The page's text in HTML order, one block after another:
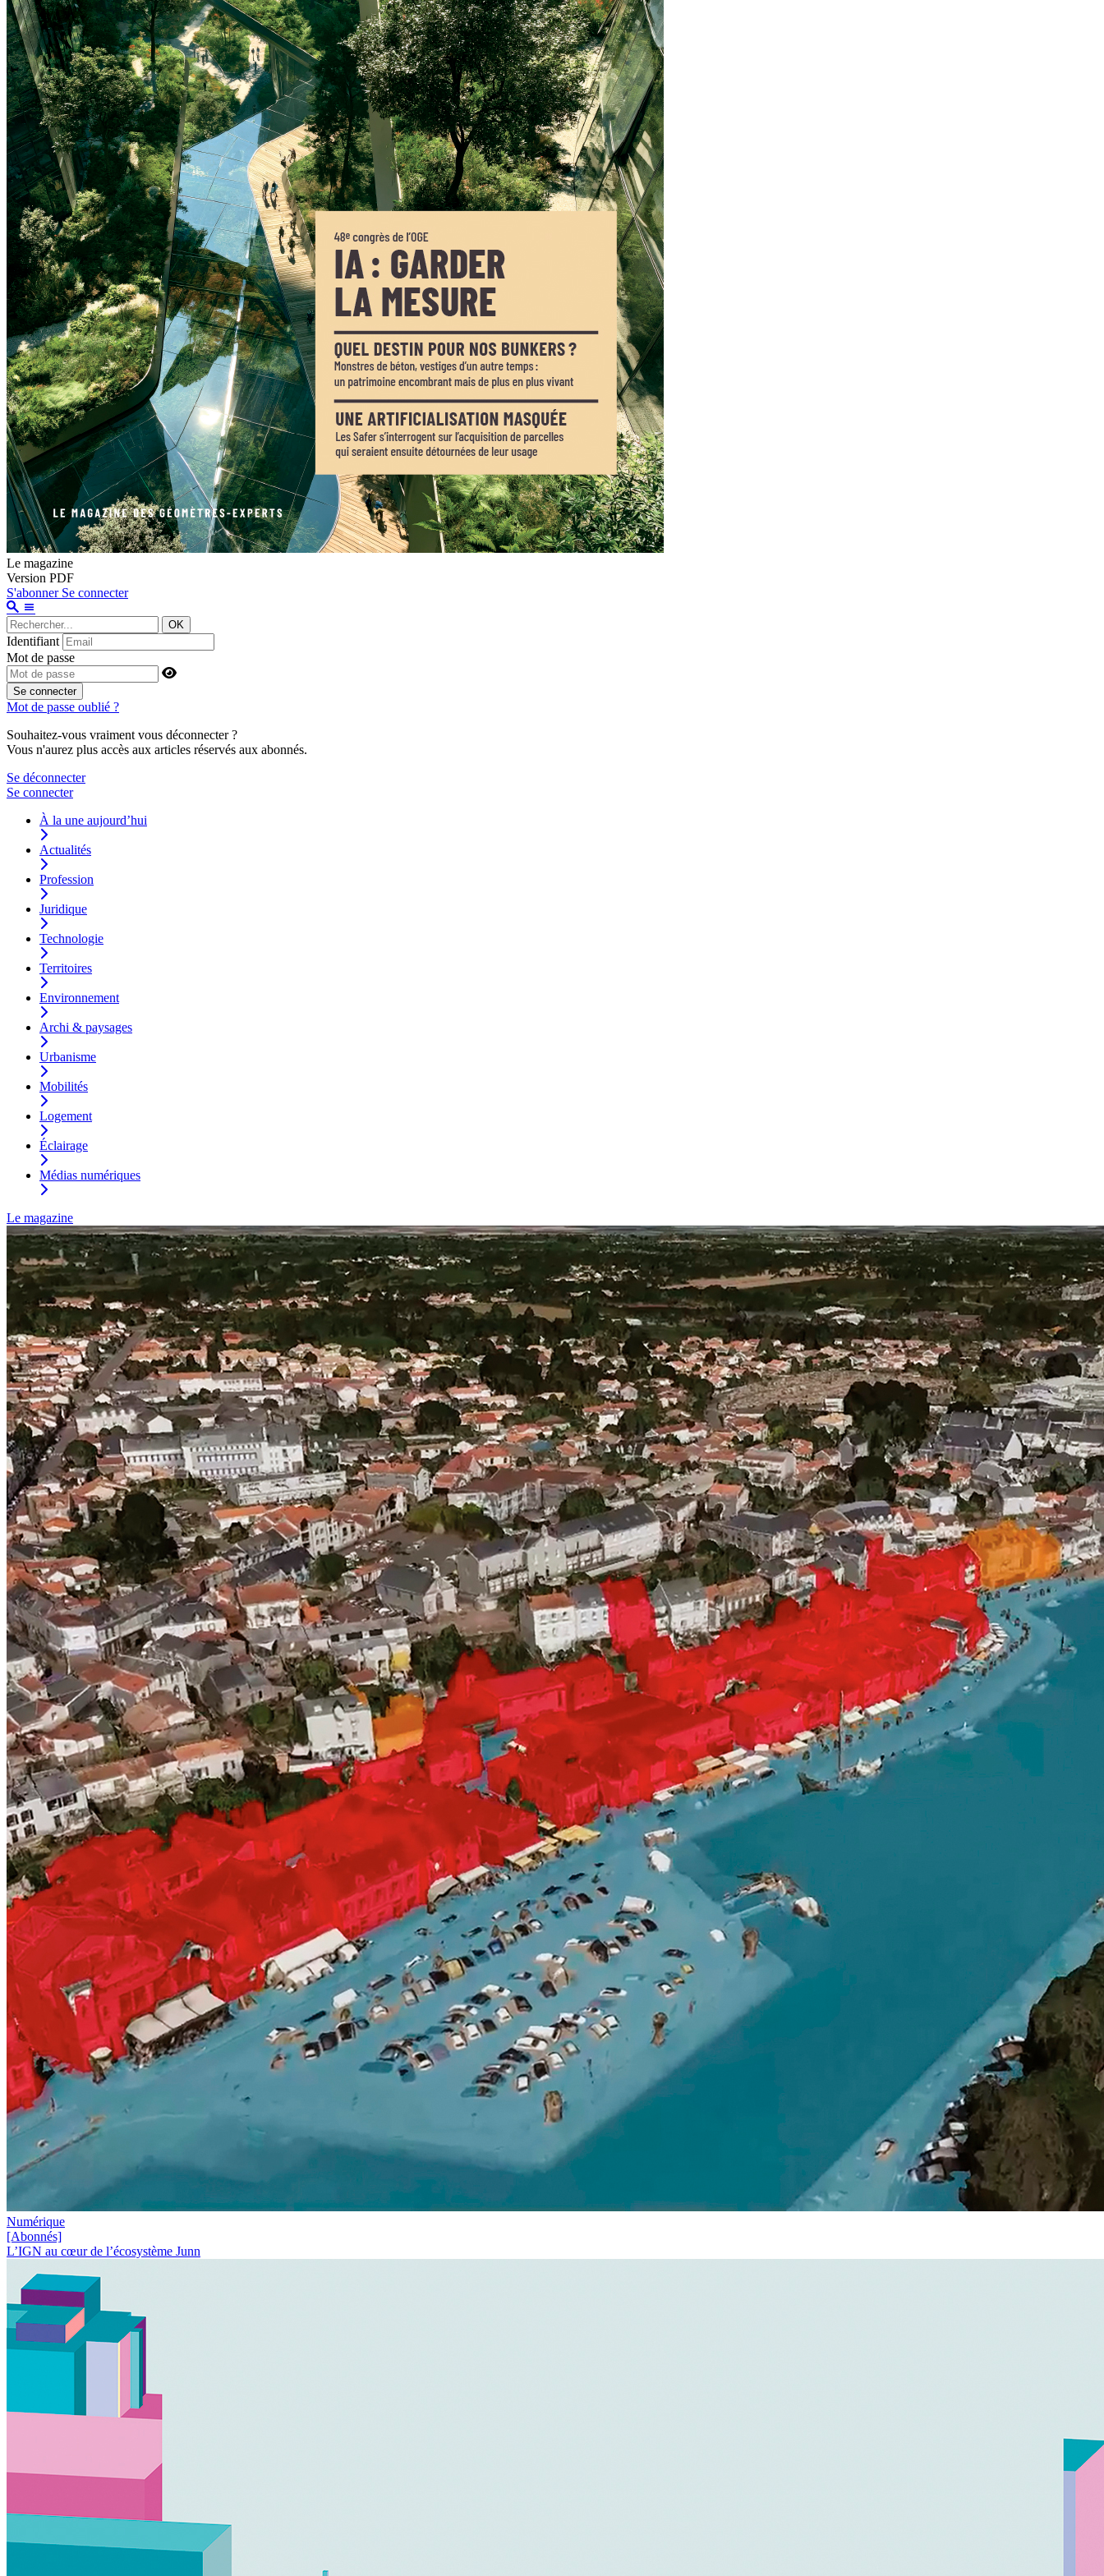
Le magazine
Version PDF
S'abonner Se connecter
OK
Identifiant
Mot de passe
Se connecter
Mot de passe oublié ?
Souhaitez-vous vraiment vous déconnecter ?
Vous n'aurez plus accès aux articles réservés aux abonnés.
Se déconnecter
Se connecter
À la une aujourd’hui
Actualités
Profession
Juridique
Technologie
Territoires
Environnement
Archi & paysages
Urbanisme
Mobilités
Logement
Éclairage
Médias numériques
Le magazine
Numérique
[Abonnés]
L’IGN au cœur de l’écosystème Junn